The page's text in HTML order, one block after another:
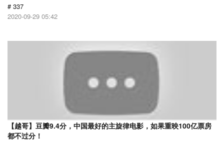
# 337
2020-09-29 05:42
【越哥】豆瓣9.4分，中国最好的主旋律电影，如果重映100亿票房
都不过分！